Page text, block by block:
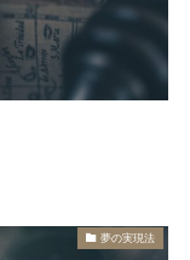
夢の実現法